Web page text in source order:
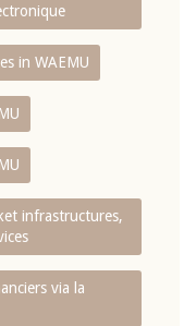
in WAEMU
infrastructures,
via la